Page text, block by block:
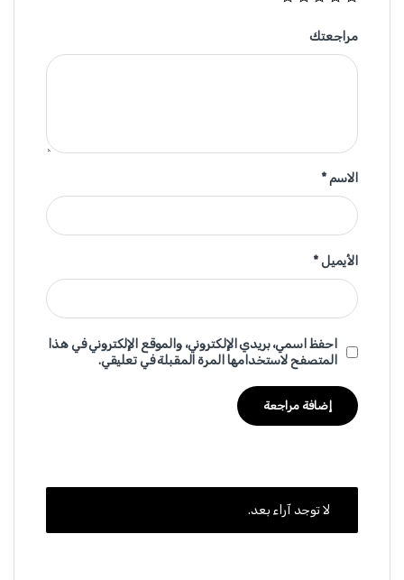
مراجعتك
الاسم*
الأيميل*
احفظ اسمي، بريدي الإلكتروني، والموقع الإلكتروني في هذا
المتصفح لاستخدامها المرة المقبلة في تعليقي.
لا توجد آراء بعد.